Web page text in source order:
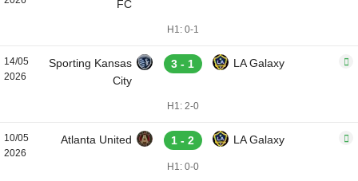
FC
H1: 0-1
14/05
2026
Sporting Kansas
City
3 - 1 LA Galaxy
H1: 2-0
10/05
2026
Atlanta United 1 - 2 LA Galaxy
H1: 0-0